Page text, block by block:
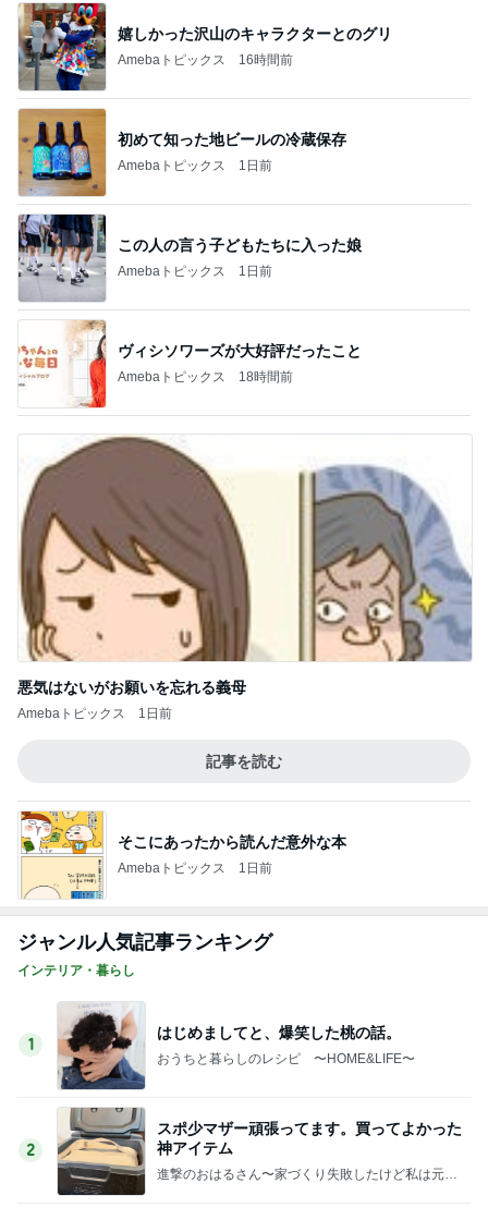
嬉しかった沢山のキャラクターとのグリ
Amebaトピックス 16時間前
初めて知った地ビールの冷蔵保存
Amebaトピックス 1日前
この人の言う子どもたちに入った娘
Amebaトピックス 1日前
ヴィシソワーズが大好評だったこと
Amebaトピックス 18時間前
悪気はないがお願いを忘れる義母
Amebaトピックス 1日前
記事を読む
そこにあったから読んだ意外な本
Amebaトピックス 1日前
ジャンル人気記事ランキング
インテリア・暮らし
1
はじめましてと、爆笑した桃の話。
おうちと暮らしのレシピ 〜HOME&LIFE〜
2
スポ少マザー頑張ってます。買ってよかった
神アイテム
進撃のおはるさん〜家づくり失敗したけど私は元気